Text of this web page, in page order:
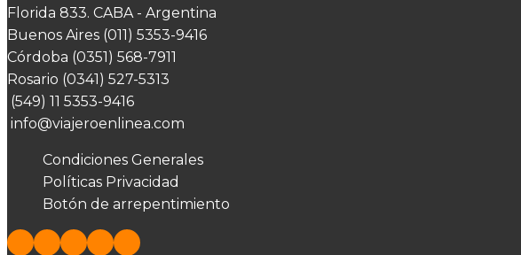
Florida 833. CABA - Argentina
Buenos Aires (011) 5353-9416
Córdoba (0351) 568-7911
Rosario (0341) 527-5313
(549) 11 5353-9416
info@viajeroenlinea.com
Condiciones Generales
Políticas Privacidad
Botón de arrepentimiento